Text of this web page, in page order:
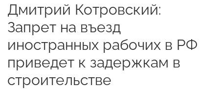
Дмитрий Котровский:
Запрет на въезд
иностранных рабочих в РФ
приведет к задержкам в
строительстве